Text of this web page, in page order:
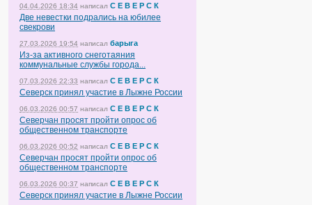
04.04.2026 18:34 написал С Е В Е Р С К
Две невестки подрались на юбилее
свекрови
27.03.2026 19:54 написал барыга
Из-за активного снеготаяния
коммунальные службы города...
07.03.2026 22:33 написал С Е В Е Р С К
Северск принял участие в Лыжне России
06.03.2026 00:57 написал С Е В Е Р С К
Северчан просят пройти опрос об
общественном транспорте
06.03.2026 00:52 написал С Е В Е Р С К
Северчан просят пройти опрос об
общественном транспорте
06.03.2026 00:37 написал С Е В Е Р С К
Северск принял участие в Лыжне России